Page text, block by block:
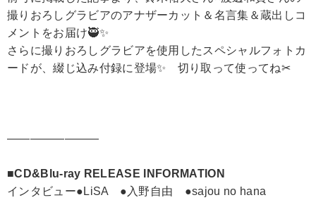
撮りおろしグラビアのアナザーカット＆名言集＆蔵出しコ
メントをお届け🥷✨
さらに撮りおろしグラビアを使用したスペシャルフォトカ
ードが、綴じ込み付録に登場✨ 切り取って使ってね✂
――――――――
■CD&Blu-ray RELEASE INFORMATION
インタビュー●LiSA ●入野自由 ●sajou no hana